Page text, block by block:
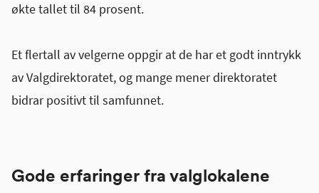
økte tallet til 84 prosent.
Et flertall av velgerne oppgir at de har et godt inntrykk
av Valgdirektoratet, og mange mener direktoratet
bidrar positivt til samfunnet.
Gode erfaringer fra valglokalene